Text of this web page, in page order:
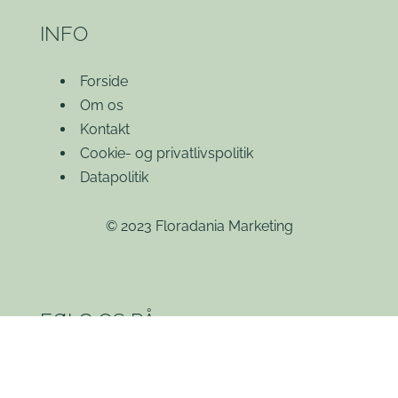
INFO
Forside
Om os
Kontakt
Cookie- og privatlivspolitik
Datapolitik
© 2023 Floradania Marketing
FØLG OS PÅ